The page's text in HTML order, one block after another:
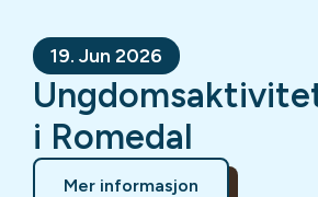
19. Jun 2026
i Romedal
Mer informasjon